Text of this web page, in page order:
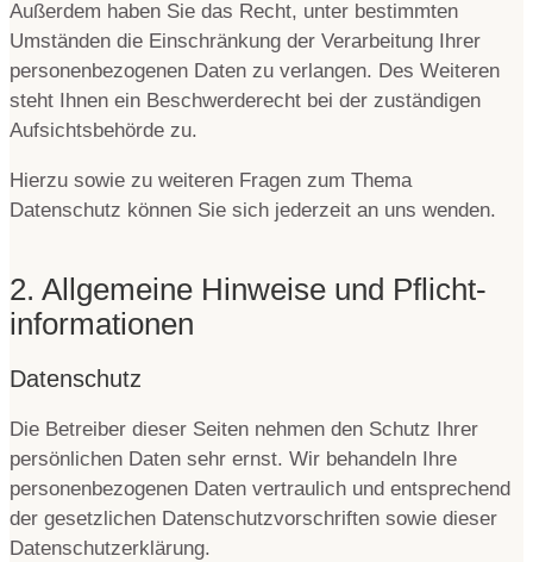
Außerdem haben Sie das Recht, unter bestimmten
Umständen die Einschränkung der Verarbeitung Ihrer
personenbezogenen Daten zu verlangen. Des Weiteren
steht Ihnen ein Beschwerderecht bei der zuständigen
Aufsichtsbehörde zu.
Hierzu sowie zu weiteren Fragen zum Thema
Datenschutz können Sie sich jederzeit an uns wenden.
2. Allgemeine Hinweise und Pflicht­
informationen
Datenschutz
Die Betreiber dieser Seiten nehmen den Schutz Ihrer
persönlichen Daten sehr ernst. Wir behandeln Ihre
personenbezogenen Daten vertraulich und entsprechend
der gesetzlichen Datenschutzvorschriften sowie dieser
Datenschutzerklärung.